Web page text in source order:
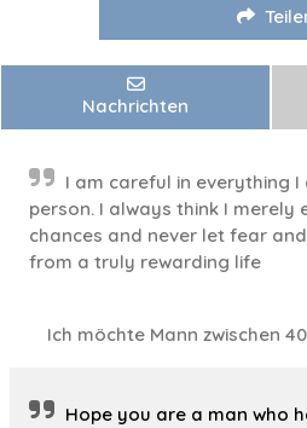
Nachrichten
I am careful in everything
person. I always think I merely
chances and never let fear
from a truly rewarding life
Ich möchte Mann zwischen
Hope you are a man who